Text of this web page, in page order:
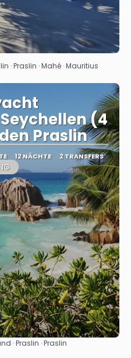
· Praslin · Mahé · Mauritius
(4
Praslin
12 NÄCHTE 2 TRANSFERS
· Praslin · Praslin